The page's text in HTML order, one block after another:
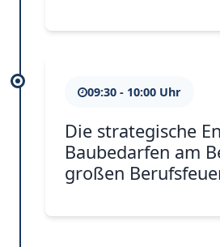
09:30 - 10:00 Uhr
Die strategische
Baubedarfen am
großen